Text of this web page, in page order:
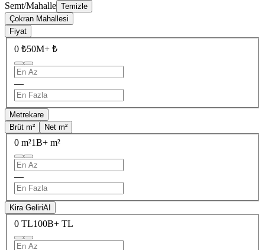
Semt/Mahalle Temizle
Çokran Mahallesi
Fiyat
0 ₺50M+ ₺
—
Metrekare
Brüt m²
Net m²
0 m²1B+ m²
—
Kira GeliriAI
0 TL100B+ TL